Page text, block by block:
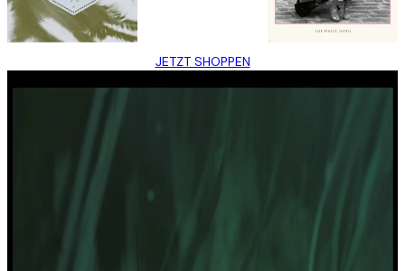
JETZT SHOPPEN